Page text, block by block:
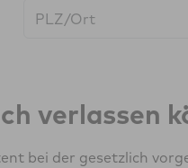
verlassen
bei der gesetzlich